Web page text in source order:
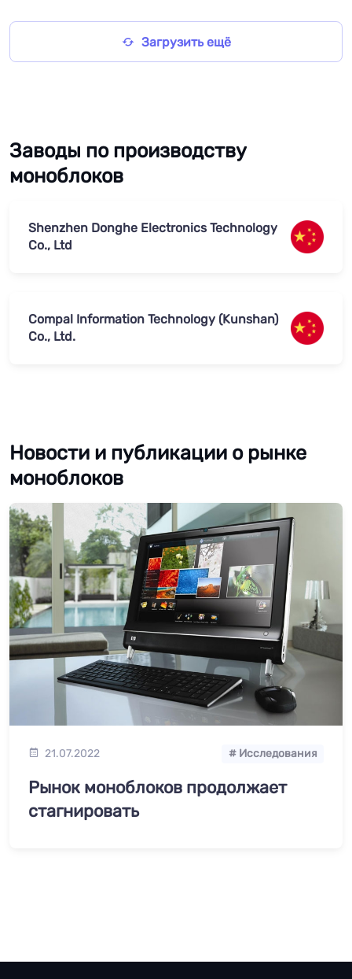
Загрузить ещё
Заводы по производству
моноблоков
Shenzhen Donghe Electronics Technology
Co., Ltd
Compal Information Technology (Kunshan)
Co., Ltd.
Новости и публикации о рынке
моноблоков
21.07.2022 # Исследования
Рынок моноблоков продолжает
стагнировать